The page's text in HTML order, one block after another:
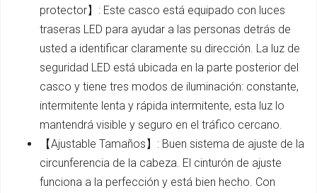
protector】: Este casco está equipado con luces
traseras LED para ayudar a las personas detrás de
usted a identificar claramente su dirección. La luz de
seguridad LED está ubicada en la parte posterior del
casco y tiene tres modos de iluminación: constante,
intermitente lenta y rápida intermitente, esta luz lo
mantendrá visible y seguro en el tráfico cercano.
【Ajustable Tamaños】: Buen sistema de ajuste de la
circunferencia de la cabeza. El cinturón de ajuste
funciona a la perfección y está bien hecho. Con